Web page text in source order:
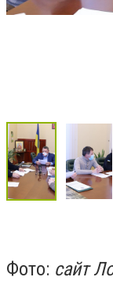
Фото: сайт